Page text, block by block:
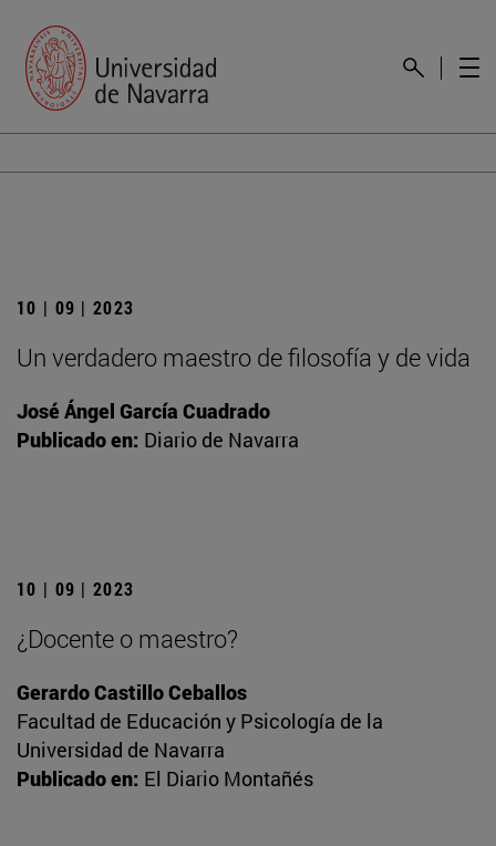
10 | 09 | 2023
Un verdadero maestro de filosofía y de vida
José Ángel García Cuadrado
Publicado en: Diario de Navarra
10 | 09 | 2023
¿Docente o maestro?
Gerardo Castillo Ceballos
Facultad de Educación y Psicología de la
Universidad de Navarra
Publicado en: El Diario Montañés